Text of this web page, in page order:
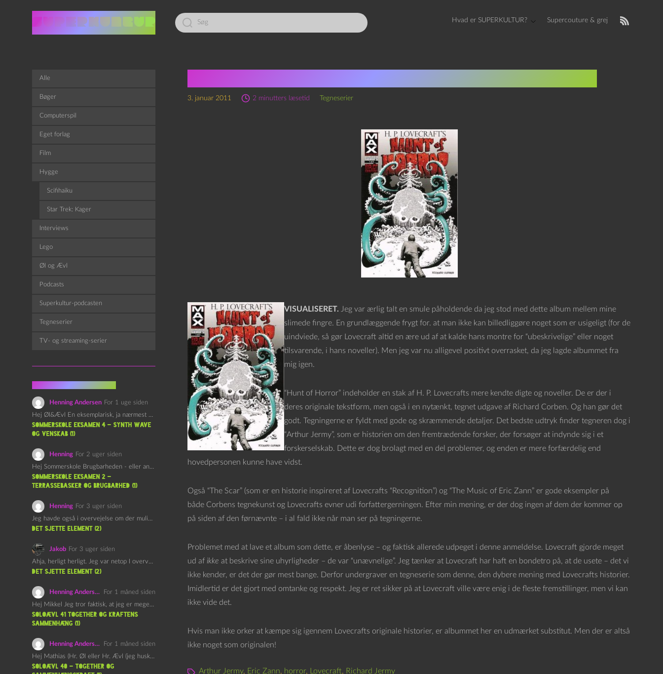
Led
efter:
Hvad er SUPERKULTUR? Supercouture & grej
3. januar 2011 2 minutters læsetid Tegneserier
VISUALISERET. Jeg var ærlig talt en smule påholdende da jeg stod med dette album mellem mine
slimede fingre. En grundlæggende frygt for. at man ikke kan billedliggøre noget som er usigeligt (for de
uindviede, så gør Lovecraft altid en ære ud af at kalde hans montre for “ubeskrivelige” eller noget
tilsvarende, i hans noveller). Men jeg var nu alligevel positivt overrasket, da jeg lagde albummet fra
mig igen.
“Hunt of Horror” indeholder en stak af H. P. Lovecrafts mere kendte digte og noveller. De er der i
deres originale tekstform, men også i en nytænkt, tegnet udgave af Richard Corben. Og han gør det
godt. Tegningerne er fyldt med gode og skræmmende detaljer. Det bedste udtryk finder tegneren dog i
“Arthur Jermy”, som er historien om den fremtrædende forsker, der forsøger at indynde sig i et
forskerselskab. Dette er dog brolagt med en del problemer, og enden er mere forfærdelig end
hovedpersonen kunne have vidst.
Også “The Scar” (som er en historie inspireret af Lovecrafts “Recognition”) og “The Music of Eric Zann” er gode eksempler på
både Corbens tegnekunst og Lovecrafts evner udi forfattergerningen. Efter min mening, er der dog ingen af dem der kommer op
på siden af den førnævnte – i al fald ikke når man ser på tegningerne.
Problemet med at lave et album som dette, er åbenlyse – og faktisk allerede udpeget i denne anmeldelse. Lovecraft gjorde meget
ud af ikke at beskrive sine uhyrligheder – de var “unævnelige”. Jeg tænker at Lovecraft har haft en bondetro på, at de usete – det vi
ikke kender, er det der gør mest bange. Derfor undergraver en tegneserie som denne, den dybere mening med Lovecrafts historier.
Imidlertid er det gjort med omtanke og respekt. Jeg er ret sikker på at Lovecraft ville være enig i de fleste fremstillinger, men vi kan
ikke vide det.
Hvis man ikke orker at kæmpe sig igennem Lovecrafts originale historier, er albummet her en udmærket substitut. Men der er altså
ikke noget som originalen!
Arthur Jermy, Eric Zann, horror, Lovecraft, Richard Jermy
Alle
Bøger
Computerspil
Eget forlag
Film
Hygge
Scifihaiku
Star Trek: Kager
Interviews
Lego
Øl og Ævl
Podcasts
Superkultur-podcasten
Tegneserier
TV- og streaming-serier
Henning Andersen For 1 uge siden
Hej Øl&Ævl En eksemplarisk, ja nærmest yndefuld, afslutning på SOMMERSKOLEN.…
Sommerskole Eksamen 4 – Synth Wave
og Venskab (1)
Henning For 2 uger siden
Hej Sommerskole Brugbarheden - eller anvendeligheden - af "Øl&Ævl" er…
Sommerskole Eksamen 2 –
Terrassebasker og Brugbarhed (1)
Henning For 3 uger siden
Jeg havde også i overvejelse om der muligvis kunne være…
det sjette element (2)
Jakob For 3 uger siden
Ahja, herligt herligt. Jeg var netop I overvejelser om at…
det sjette element (2)
Henning Andersen
For 1 måned siden
Hej Mikkel Jeg tror faktisk, at jeg er meget enig…
Soloævl 41 Together og Kraftens
Sammenhæng (1)
Henning Andersen
For 1 måned siden
Hej Mathias (Hr. Øl eller Hr. Ævl (jeg husker ikke…
Soloævl 40 – Together og